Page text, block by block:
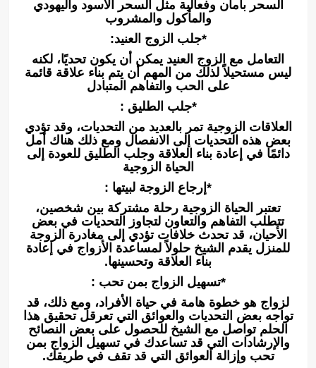
السحر بأمان وفعالية مثل السحر الاسود واليهودي
والمأكول والمشروب
*جلب الزوج العنيد:
التعامل مع الزوج العنيد يمكن أن يكون تحديًا، لكنه
ليس مستحيلاً لذلك من المهم أن يتم بناء علاقة قائمة
على الحب والتفاهم المتبادل
*جلب الطليق :
العلاقات الزوجية تمر بالعديد من التحديات، وقد تؤدي
بعض هذه التحديات إلى الانفصال ومع ذلك هناك أمل
دائمًا في إعادة بناء العلاقة وجلب الطليق للعودة إلى
الحياة الزوجية
*إرجاع الزوجة لبيتها :
تعتبر الحياة الزوجية رحلة مشتركة بين شخصين،
تتطلب التفاهم والتعاون لتجاوز التحديات في بعض
الأحيان، قد تحدث خلافات تؤدي إلى مغادرة الزوجة
للمنزل يقدم الشيخ حلولاً لمساعدة الأزواج في إعادة
بناء العلاقة وتحسينها.
*تسهيل الزواج بمن تحب :
لزواج هو خطوة هامة في حياة الأفراد، ومع ذلك، قد
تواجه بعض التحديات والعوائق التي تعرقل تحقيق هذا
الحلم تواصل مع الشيخ للحصول على بعض النصائح
والإرشادات التي قد تساعدك في تسهيل الزواج بمن
تحب وإزالة العوائق التي قد تقف في طريقك.